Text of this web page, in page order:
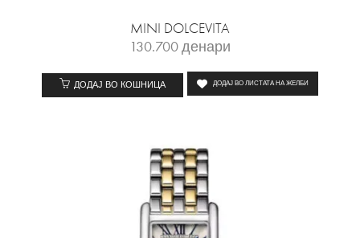
MINI DOLCEVITA
130.700денари
ДОДАЈ ВО КОШНИЦА ДОДАЈ ВО ЛИСТАТА НА ЖЕЛБИ